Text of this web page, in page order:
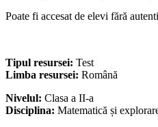
Poate fi accesat de elevi fără
Tipul resursei: Test
Limba resursei: Română
Nivelul: Clasa a II-a
Disciplina: Matematică și